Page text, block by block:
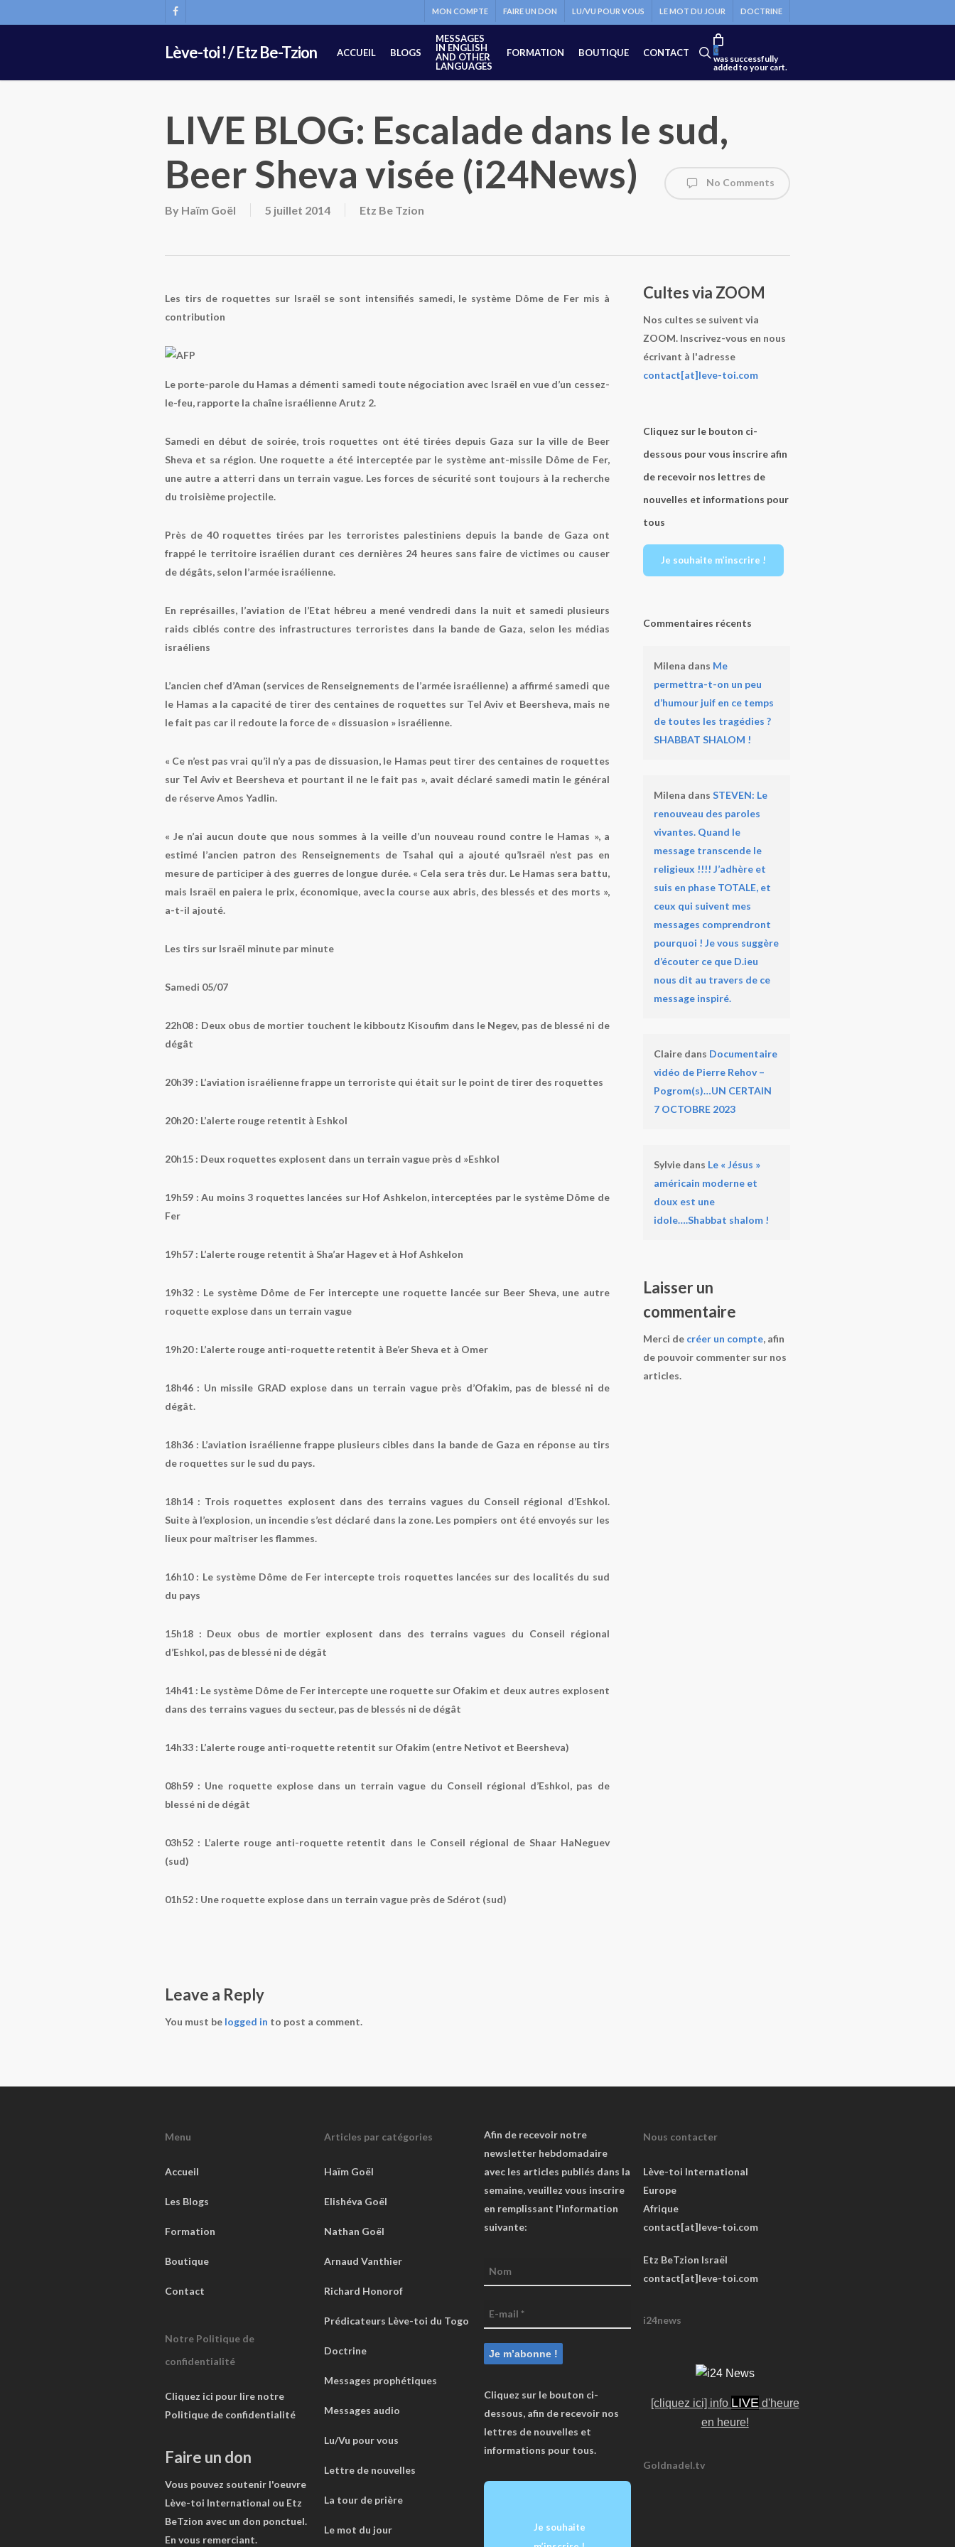
to
FACEBOOK
MON COMPTE FAIRE UN DON LU/VU POUR VOUS LE MOT DU JOUR DOCTRINE
Lève-toi ! / Etz Be-Tzion ACCUEIL BLOGS
MESSAGES
IN ENGLISH
AND OTHER
LANGUAGES
FORMATION BOUTIQUE CONTACT search
0
was successfully
added to your cart.
LIVE BLOG: Escalade dans le sud,
Beer Sheva visée (i24News)
By Haïm Goël 5 juillet 2014 Etz Be Tzion
No Comments
Les tirs de roquettes sur Israël se sont intensifiés samedi, le système Dôme de Fer mis à
contribution
Le porte-parole du Hamas a démenti samedi toute négociation avec Israël en vue d’un cessez-
le-feu, rapporte la chaîne israélienne Arutz 2.
Samedi en début de soirée, trois roquettes ont été tirées depuis Gaza sur la ville de Beer
Sheva et sa région. Une roquette a été interceptée par le système ant-missile Dôme de Fer,
une autre a atterri dans un terrain vague. Les forces de sécurité sont toujours à la recherche
du troisième projectile.
Près de 40 roquettes tirées par les terroristes palestiniens depuis la bande de Gaza ont
frappé le territoire israélien durant ces dernières 24 heures sans faire de victimes ou causer
de dégâts, selon l’armée israélienne.
En représailles, l’aviation de l’Etat hébreu a mené vendredi dans la nuit et samedi plusieurs
raids ciblés contre des infrastructures terroristes dans la bande de Gaza, selon les médias
israéliens
L’ancien chef d’Aman (services de Renseignements de l’armée israélienne) a affirmé samedi que
le Hamas a la capacité de tirer des centaines de roquettes sur Tel Aviv et Beersheva, mais ne
le fait pas car il redoute la force de « dissuasion » israélienne.
« Ce n’est pas vrai qu’il n’y a pas de dissuasion, le Hamas peut tirer des centaines de roquettes
sur Tel Aviv et Beersheva et pourtant il ne le fait pas », avait déclaré samedi matin le général
de réserve Amos Yadlin.
« Je n’ai aucun doute que nous sommes à la veille d’un nouveau round contre le Hamas », a
estimé l’ancien patron des Renseignements de Tsahal qui a ajouté qu’Israël n’est pas en
mesure de participer à des guerres de longue durée. « Cela sera très dur. Le Hamas sera battu,
mais Israël en paiera le prix, économique, avec la course aux abris, des blessés et des morts »,
a-t-il ajouté.
Les tirs sur Israël minute par minute
Samedi 05/07
22h08 : Deux obus de mortier touchent le kibboutz Kisoufim dans le Negev, pas de blessé ni de
dégât
20h39 : L’aviation israélienne frappe un terroriste qui était sur le point de tirer des roquettes
20h20 : L’alerte rouge retentit à Eshkol
20h15 : Deux roquettes explosent dans un terrain vague près d »Eshkol
19h59 :Au moins 3 roquettes lancées sur Hof Ashkelon, interceptées par le système Dôme de
Fer
19h57 : L’alerte rouge retentit à Sha’ar Hagev et à Hof Ashkelon
19h32 : Le système Dôme de Fer intercepte une roquette lancée sur Beer Sheva, une autre
roquette explose dans un terrain vague
19h20 : L’alerte rouge anti-roquette retentit à Be’er Sheva et à Omer
18h46 : Un missile GRAD explose dans un terrain vague près d’Ofakim, pas de blessé ni de
dégât.
18h36 : L’aviation israélienne frappe plusieurs cibles dans la bande de Gaza en réponse au tirs
de roquettes sur le sud du pays.
18h14 : Trois roquettes explosent dans des terrains vagues du Conseil régional d’Eshkol.
Suite à l’explosion, un incendie s’est déclaré dans la zone. Les pompiers ont été envoyés sur les
lieux pour maîtriser les flammes.
16h10 : Le système Dôme de Fer intercepte trois roquettes lancées sur des localités du sud
du pays
15h18 : Deux obus de mortier explosent dans des terrains vagues du Conseil régional
d’Eshkol, pas de blessé ni de dégât
14h41 : Le système Dôme de Fer intercepte une roquette sur Ofakim et deux autres explosent
dans des terrains vagues du secteur, pas de blessés ni de dégât
14h33 : L’alerte rouge anti-roquette retentit sur Ofakim (entre Netivot et Beersheva)
08h59 : Une roquette explose dans un terrain vague du Conseil régional d’Eshkol, pas de
blessé ni de dégât
03h52 : L’alerte rouge anti-roquette retentit dans le Conseil régional de Shaar HaNeguev
(sud)
01h52 : Une roquette explose dans un terrain vague près de Sdérot (sud)
Cultes via ZOOM
Nos cultes se suivent via
ZOOM. Inscrivez-vous en nous
écrivant à l'adresse
contact[at]leve-toi.com
Cliquez sur le bouton ci-
dessous pour vous inscrire afin
de recevoir nos lettres de
nouvelles et informations pour
tous
Je souhaite m’inscrire !
Commentaires récents
Milena dans Me
permettra-t-on un peu
d’humour juif en ce temps
de toutes les tragédies ?
SHABBAT SHALOM !
Milena dansSTEVEN: Le
renouveau des paroles
vivantes. Quand le
message transcende le
religieux !!!! J’adhère et
suis en phase TOTALE, et
ceux qui suivent mes
messages comprendront
pourquoi ! Je vous suggère
d’écouter ce que D.ieu
nous dit au travers de ce
message inspiré.
Claire dans Documentaire
vidéo de Pierre Rehov –
Pogrom(s)…UN CERTAIN
7 OCTOBRE 2023
Sylvie dans Le « Jésus »
américain moderne et
doux est une
idole….Shabbat shalom !
Laisser un
commentaire
Merci de créer un compte, afin
de pouvoir commenter sur nos
articles.
Leave a Reply
You must be logged in to post a comment.
Menu
Accueil
Les Blogs
Formation
Boutique
Contact
Notre Politique de
confidentialité
Cliquez ici pour lire notre
Politique de confidentialité
Faire un don
Vous pouvez soutenir l'oeuvre
Lève-toi International ou Etz
BeTzion avec un don ponctuel.
En vous remerciant.
Articles par catégories
Haïm Goël
Elishéva Goël
Nathan Goël
Arnaud Vanthier
Richard Honorof
Prédicateurs Lève-toi du Togo
Doctrine
Messages prophétiques
Messages audio
Lu/Vu pour vous
Lettre de nouvelles
La tour de prière
Le mot du jour
Afin de recevoir notre
newsletter hebdomadaire
avec les articles publiés dans la
semaine, veuillez vous inscrire
en remplissant l'information
suivante:
Cliquez sur le bouton ci-
dessous, afin de recevoir nos
lettres de nouvelles et
informations pour tous.
Je souhaite
Nous contacter
Lève-toi International
Europe
Afrique
contact[at]leve-toi.com
Etz BeTzion Israël
contact[at]leve-toi.com
i24news
[cliquez ici] info LIVE d'heure
en heure!
Goldnadel.tv